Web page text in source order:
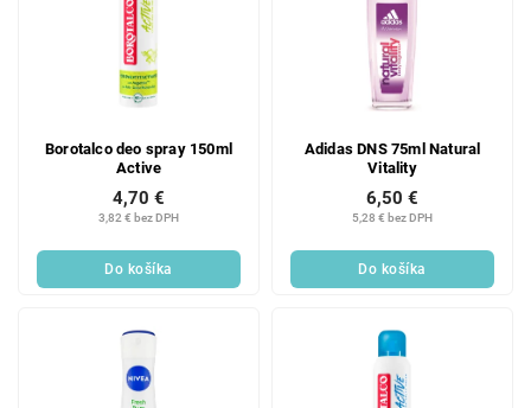
Borotalco deo spray 150ml
Active
3,82 € bez DPH
4,70 €
Do košíka
Adidas DNS 75ml Natural
Vitality
5,28 € bez DPH
6,50 €
Do košíka